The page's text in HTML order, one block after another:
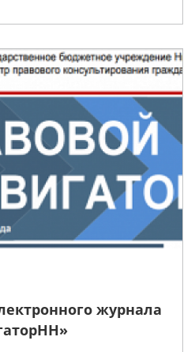
журнала